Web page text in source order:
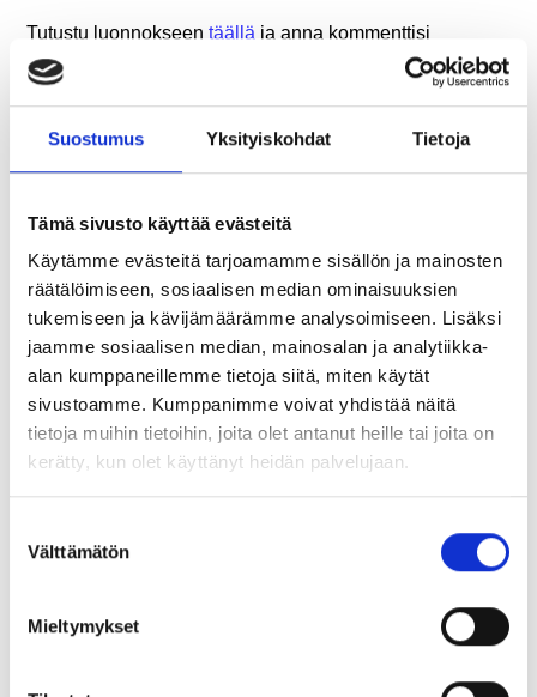
Suostumus Yksityiskohdat Tietoja
Tämä sivusto käyttää evästeitä
Käytämme evästeitä tarjoamamme sisällön ja mainosten
räätälöimiseen, sosiaalisen median ominaisuuksien
tukemiseen ja kävijämäärämme analysoimiseen. Lisäksi
jaamme sosiaalisen median, mainosalan ja analytiikka-
alan kumppaneillemme tietoja siitä, miten käytät
sivustoamme. Kumppanimme voivat yhdistää näitä
tietoja muihin tietoihin, joita olet antanut heille tai joita on
kerätty, kun olet käyttänyt heidän palvelujaan.
valinta
Välttämätön
Mieltymykset
Tutustu luonnokseen täällä ja anna kommenttisi
sähköisellä lomakkeella 21.12.2025 mennessätäällä.
Kyselyyn saavat vastata kaikki Ranuan tulevaisuudesta
kiinnostuneet, kuten muun muassa kuntalaiset,
yrittäjäjärjestöt, nuorisovaltuusto sekä vanhus- ja
järjestettiin 11.12.2025 kello 17-19 Kerkässä.
Jaa artikkeli:
UUSIMMAT ARTIKKELIT